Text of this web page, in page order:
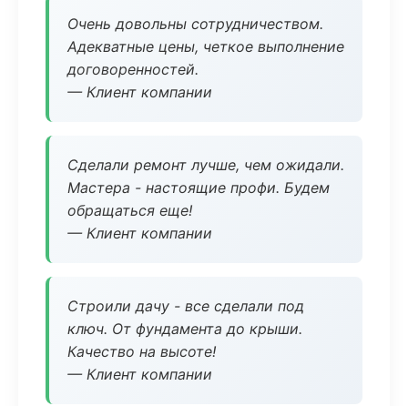
Очень довольны сотрудничеством.
Адекватные цены, четкое выполнение
договоренностей.
— Клиент компании
Сделали ремонт лучше, чем ожидали.
Мастера - настоящие профи. Будем
обращаться еще!
— Клиент компании
Строили дачу - все сделали под
ключ. От фундамента до крыши.
Качество на высоте!
— Клиент компании